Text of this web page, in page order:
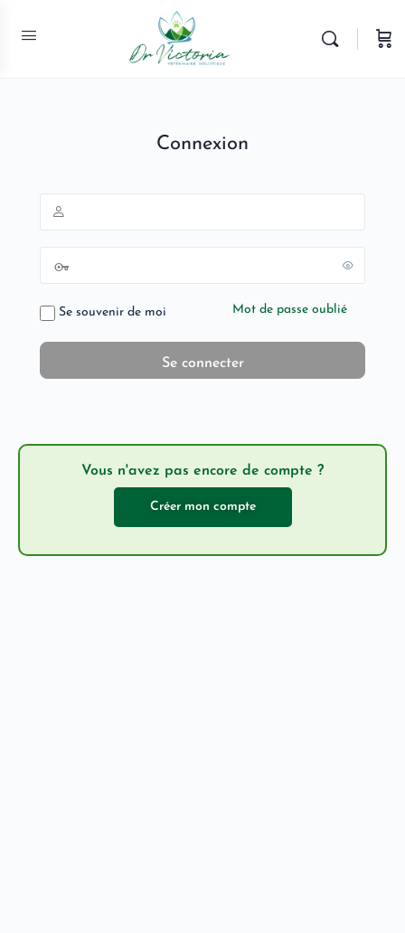
Connexion
Se souvenir de moi Mot de passe oublié
Vous n'avez pas encore de compte ?
Créer mon compte